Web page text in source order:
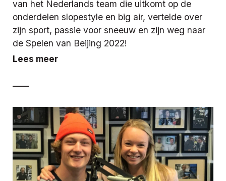
van het Nederlands team die uitkomt op de
onderdelen slopestyle en big air, vertelde over
zijn sport, passie voor sneeuw en zijn weg naar
de Spelen van Beijing 2022!
Lees meer